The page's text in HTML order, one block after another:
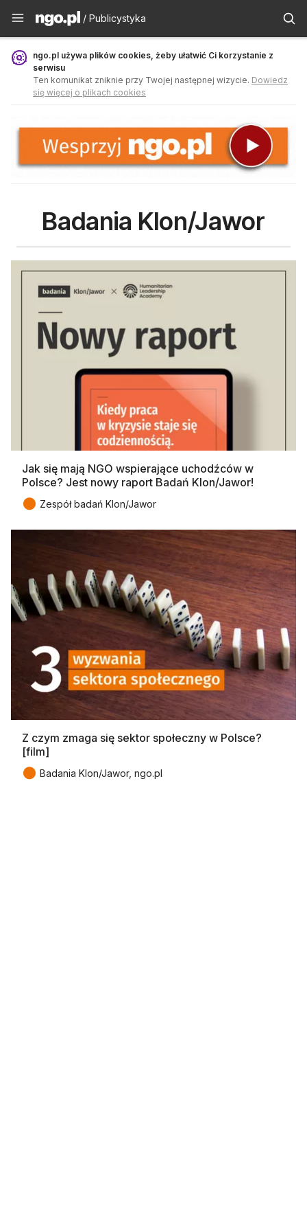
Publicystyka - ngo.pl
/ Publicystyka
ngo.pl używa plików cookies, żeby ułatwić Ci korzystanie z
serwisu
Ten komunikat zniknie przy Twojej następnej wizycie. Dowiedz
się więcej o plikach cookies
Badania Klon/Jawor
Jak się mają NGO wspierające uchodźców w
Polsce? Jest nowy raport Badań Klon/Jawor!
● Zespół badań Klon/Jawor
Z czym zmaga się sektor społeczny w Polsce?
[film]
● Badania Klon/Jawor, ngo.pl